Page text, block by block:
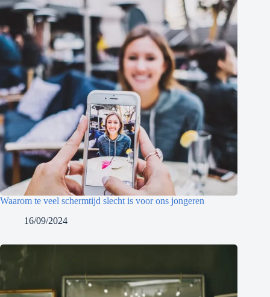
Waarom te veel schermtijd slecht is voor ons jongeren
16/09/2024